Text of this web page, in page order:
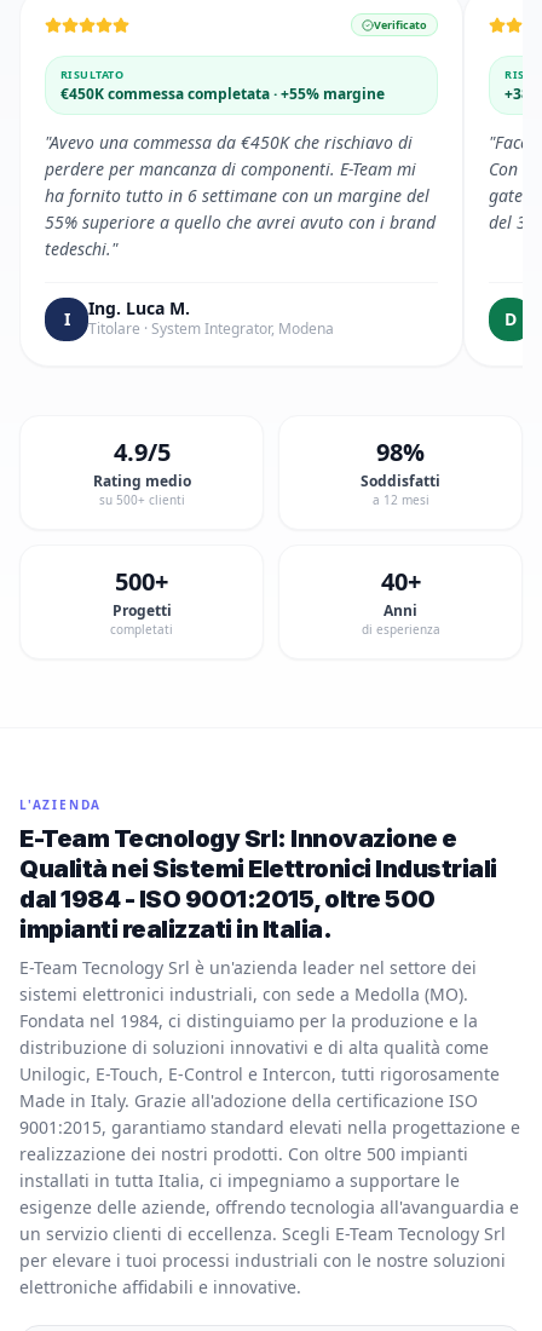
Verificato
RISULTATO
€450K commessa completata · +55% margine
"Avevo una commessa da €450K che rischiavo di
perdere per mancanza di componenti. E-Team mi
ha fornito tutto in 6 settimane con un margine del
55% superiore a quello che avrei avuto con i brand
tedeschi."
I Ing. Luca M.
Titolare · System Integrator, Modena
"
Con
del
D
4.9/5
Rating medio
su 500+ clienti
98%
Soddisfatti
a 12 mesi
500+
Progetti
completati
40+
Anni
di esperienza
L'AZIENDA
E-Team Tecnology Srl: Innovazione e
Qualità nei Sistemi Elettronici Industriali
dal 1984 - ISO 9001:2015, oltre 500
impianti realizzati in Italia.
E-Team Tecnology Srl è un'azienda leader nel settore dei
sistemi elettronici industriali, con sede a Medolla (MO).
Fondata nel 1984, ci distinguiamo per la produzione e la
distribuzione di soluzioni innovativi e di alta qualità come
Unilogic, E-Touch, E-Control e Intercon, tutti rigorosamente
Made in Italy. Grazie all'adozione della certificazione ISO
9001:2015, garantiamo standard elevati nella progettazione e
realizzazione dei nostri prodotti. Con oltre 500 impianti
installati in tutta Italia, ci impegniamo a supportare le
esigenze delle aziende, offrendo tecnologia all'avanguardia e
un servizio clienti di eccellenza. Scegli E-Team Tecnology Srl
per elevare i tuoi processi industriali con le nostre soluzioni
elettroniche affidabili e innovative.